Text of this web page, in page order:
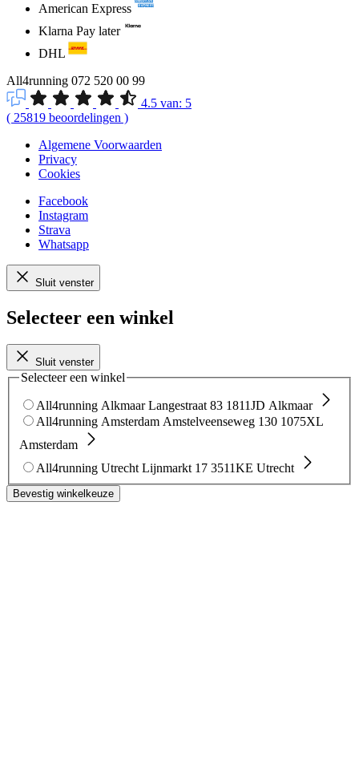
American Express
Klarna Pay later
DHL
All4running 072 520 00 99
4.5 van: 5
( 25819 beoordelingen )
Algemene Voorwaarden
Privacy
Cookies
Facebook
Instagram
Strava
Whatsapp
Sluit venster
Selecteer een winkel
Sluit venster
Selecteer een winkel
All4running Alkmaar Langestraat 83 1811JD Alkmaar
All4running Amsterdam Amstelveenseweg 130 1075XL
Amsterdam
All4running Utrecht Lijnmarkt 17 3511KE Utrecht
Bevestig winkelkeuze